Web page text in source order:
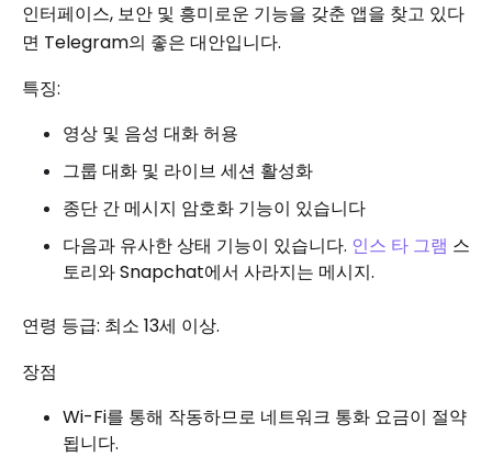
인터페이스, 보안 및 흥미로운 기능을 갖춘 앱을 찾고 있다
면 Telegram의 좋은 대안입니다.
특징:
영상 및 음성 대화 허용
그룹 대화 및 라이브 세션 활성화
종단 간 메시지 암호화 기능이 있습니다
다음과 유사한 상태 기능이 있습니다. 인스 타 그램 스
토리와 Snapchat에서 사라지는 메시지.
연령 등급: 최소 13세 이상.
장점
Wi-Fi를 통해 작동하므로 네트워크 통화 요금이 절약
됩니다.